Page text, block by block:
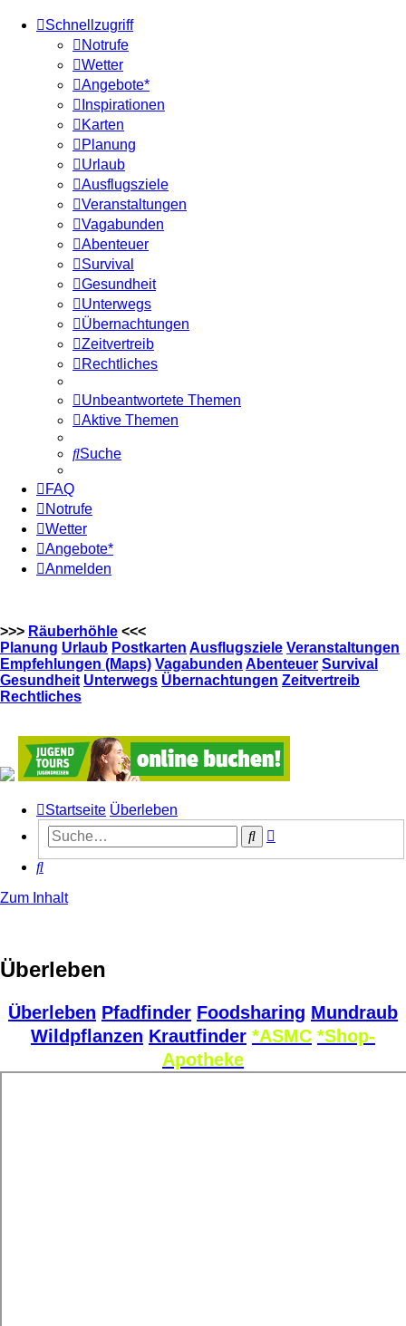
Schnellzugriff
Notrufe
Wetter
Angebote*
Inspirationen
Karten
Planung
Urlaub
Ausflugsziele
Veranstaltungen
Vagabunden
Abenteuer
Survival
Gesundheit
Unterwegs
Übernachtungen
Zeitvertreib
Rechtliches
Unbeantwortete Themen
Aktive Themen
Suche
FAQ
Notrufe
Wetter
Angebote*
Anmelden
>>> Räuberhöhle <<<
Planung Urlaub Postkarten Ausflugsziele Veranstaltungen
Empfehlungen (Maps) Vagabunden Abenteuer Survival
Gesundheit Unterwegs Übernachtungen Zeitvertreib
Rechtliches
Startseite Überleben
Suche
Suche
Zum Inhalt
Überleben
Überleben Pfadfinder Foodsharing Mundraub
Wildpflanzen Krautfinder *ASMC *Shop-
Apotheke